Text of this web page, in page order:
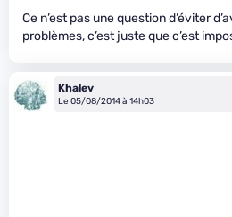
Ce n’est pas une question d’éviter
problèmes, c’est juste que c’est
Khalev
Le 05/08/2014 à 14h03